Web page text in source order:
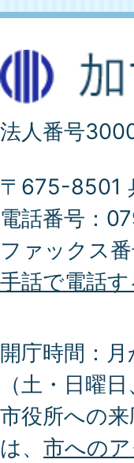
法人番号
〒675-8501
電話番号：
ファックス
手話で電話す
開庁時間：
（土・日曜
市役所への
は、 市への